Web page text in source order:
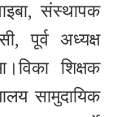
संस्थापक
पूर्व अध्यक्ष
शिक्षक
सामुदायिक